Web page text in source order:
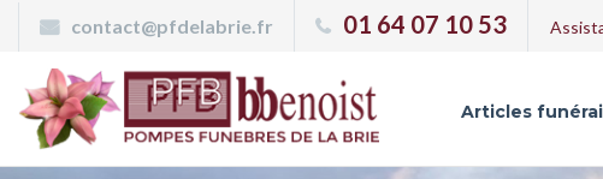
contact@pfdelabrie.fr 01 64 07 10 53
Articles